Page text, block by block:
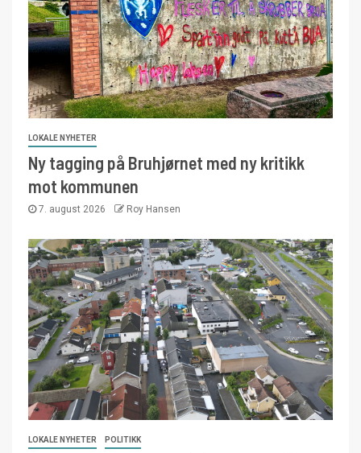
LOKALE NYHETER
Ny tagging på Bruhjørnet med ny kritikk
mot kommunen
7. august 2026 Roy Hansen
LOKALE NYHETER POLITIKK